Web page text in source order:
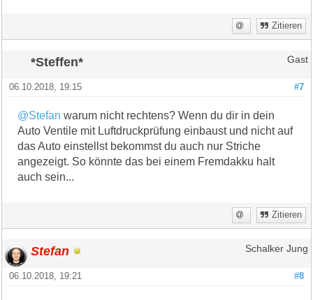
Zitieren
*Steffen* Gast
#7
06.10.2018, 19:15
@Stefan warum nicht rechtens? Wenn du dir in dein
Auto Ventile mit Luftdruckprüfung einbaust und nicht auf
das Auto einstellst bekommst du auch nur Striche
angezeigt. So könnte das bei einem Fremdakku halt
auch sein...
Zitieren
Stefan Schalker Jung
#8
06.10.2018, 19:21